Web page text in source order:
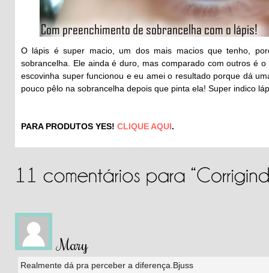
O lápis é super macio, um dos mais macios que tenho,
sobrancelha. Ele ainda é duro, mas comparado com outros é
escovinha super funcionou e eu amei o resultado porque dá
pouco pêlo na sobrancelha depois que pinta ela! Super indico
PARA PRODUTOS YES! CLIQUE AQUI.
Mary
Realmente dá pra perceber a diferença.Bjuss